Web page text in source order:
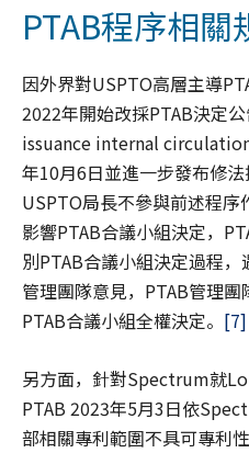
PTAB程序相
因外界對USPTO高層主導
2022年開始改採PTAB決定
issuance internal
年10月6日並進一步發布修
USPTO局長不參與前述程
影響PTAB合議小組決定，
別PTAB合議小組決定過程
管理團隊意見，PTAB管理
PTAB合議小組全權決定。 [7]
另方面，針對Spectrum就
PTAB 2023年5月3日依
部相關專利範圍不具可專利